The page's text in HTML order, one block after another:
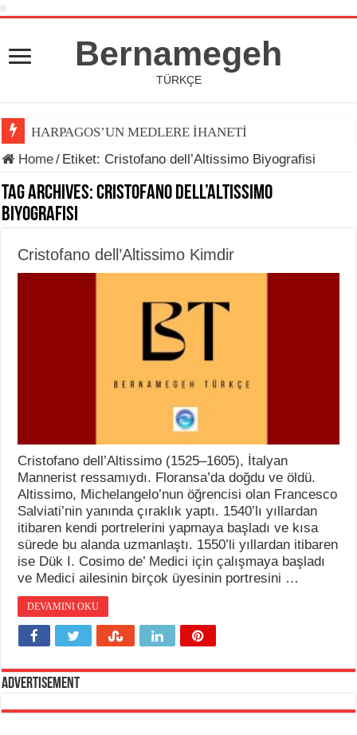
Bernamegeh
TÜRKÇE
HARPAGOS’UN MEDLERE İHANETİ
Home/ Etiket: Cristofano dell’Altissimo Biyografisi
Tag Archives:Cristofano dell’Altissimo
Biyografisi
Cristofano dell’Altissimo Kimdir
Cristofano dell’Altissimo (1525–1605), İtalyan
Mannerist ressamıydı. Floransa’da doğdu ve öldü.
Altissimo, Michelangelo’nun öğrencisi olan Francesco
Salviati’nin yanında çıraklık yaptı. 1540’lı yıllardan
itibaren kendi portrelerini yapmaya başladı ve kısa
sürede bu alanda uzmanlaştı. 1550’li yıllardan itibaren
ise Dük I. Cosimo de’ Medici için çalışmaya başladı
ve Medici ailesinin birçok üyesinin portresini …
DEVAMINI OKU
Advertisement